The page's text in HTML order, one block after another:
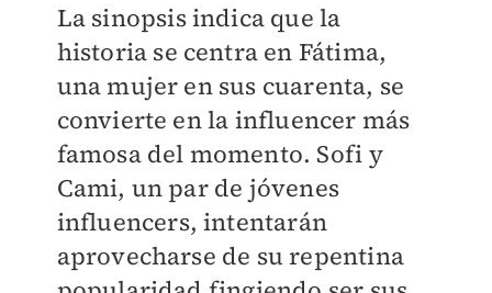
La sinopsis indica que la
historia se centra en Fátima,
una mujer en sus cuarenta, se
convierte en la influencer más
famosa del momento. Sofi y
Cami, un par de jóvenes
influencers, intentarán
aprovecharse de su repentina